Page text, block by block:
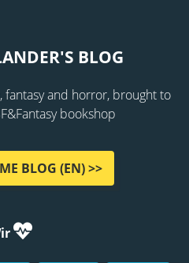
BLOG
and horror, brought to
bookshop
BLOG (EN) >>